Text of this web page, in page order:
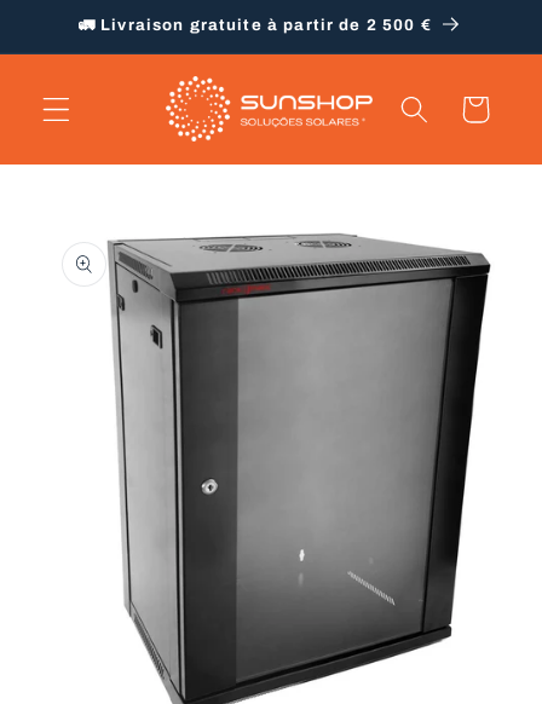
passer
au
🚛 Livraison gratuite à partir de 2 500 €
Panier
informations
produits